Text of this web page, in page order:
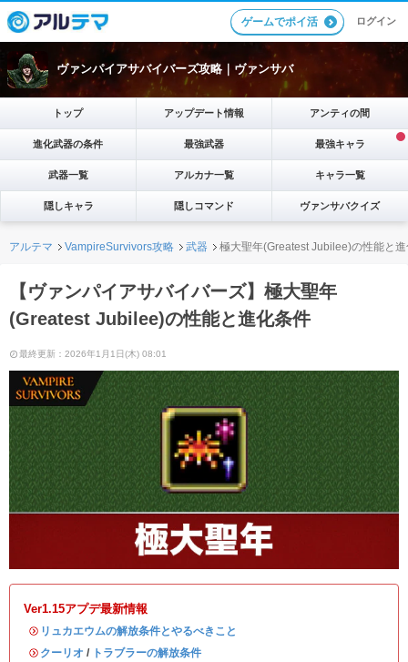
ゲームでポイ活 ログイン
ヴァンパイアサバイバーズ攻略｜ヴァンサバ
トップ アップデート情報 アンティの間
進化武器の条件 最強武器 最強キャラ
武器一覧 アルカナ一覧 キャラ一覧
隠しキャラ 隠しコマンド ヴァンサバクイズ
アルテマ VampireSurvivors攻略 武器 極大聖年(Greatest Jubilee)の性能と
【ヴァンパイアサバイバーズ】極大聖年
(Greatest Jubilee)の性能と進化条件
最終更新：2026年1月1日(木) 08:01
Ver1.15アプデ最新情報
・ リュカエウムの解放条件とやるべきこと
・ クーリオ / トラブラーの解放条件